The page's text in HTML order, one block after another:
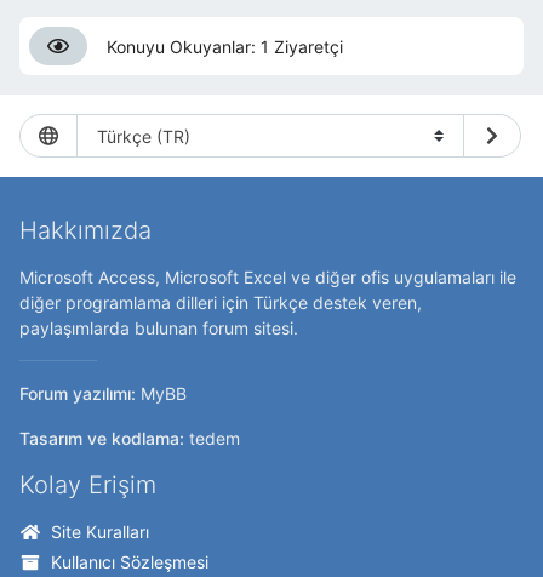
Konuyu Okuyanlar: 1 Ziyaretçi
Hakkımızda
Microsoft Access, Microsoft Excel ve diğer ofis uygulamaları ile
diğer programlama dilleri için Türkçe destek veren,
paylaşımlarda bulunan forum sitesi.
Forum yazılımı: MyBB
Tasarım ve kodlama: tedem
Kolay Erişim
Site Kuralları
Kullanıcı Sözleşmesi